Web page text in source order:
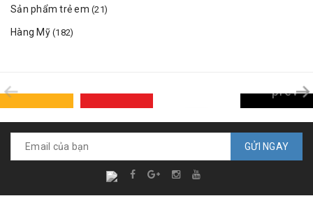
Sản phẩm trẻ em (21)
Hàng Mỹ (182)
prev
GỬI NGAY